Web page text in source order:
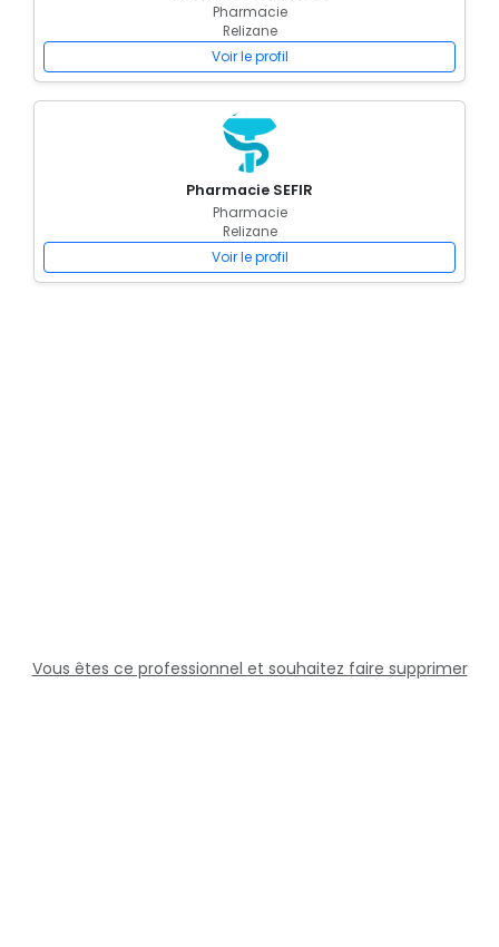
Pharmacie
Relizane
Voir le profil
Pharmacie SEFIR
Pharmacie
Relizane
Voir le profil
Vous êtes ce professionnel et souhaitez faire supprimer